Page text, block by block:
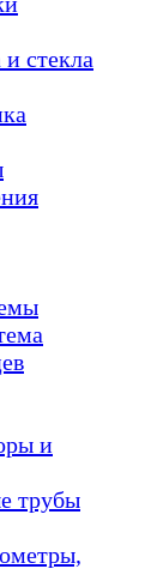
стекла
и
трубы